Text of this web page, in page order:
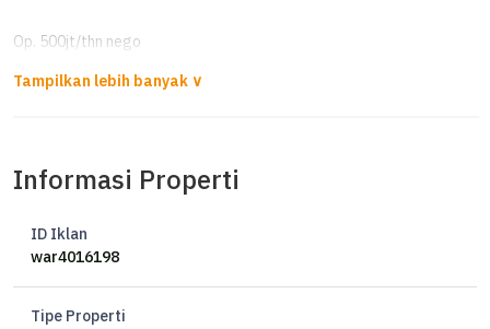
Op. 500jt/thn nego
Informasi Properti
ID Iklan
war4016198
Tipe Properti